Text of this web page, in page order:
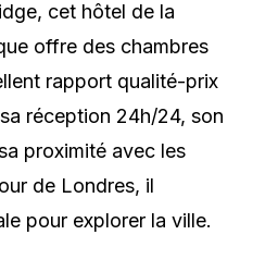
cet hôtel de la
offre des chambres
rapport qualité-prix
réception 24h/24, son
proximité avec les
de Londres, il
pour explorer la ville.